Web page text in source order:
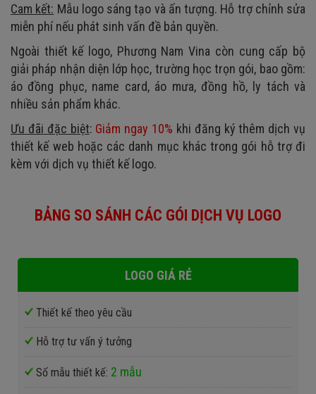
Cam kết: Mẫu logo sáng tạo và ấn tượng. Hỗ trợ chỉnh sửa
miễn phí nếu phát sinh vấn đề bản quyền.
Ngoài thiết kế logo, Phương Nam Vina còn cung cấp bộ
giải pháp nhận diện lớp học, trường học trọn gói, bao gồm:
áo đồng phục, name card, áo mưa, đồng hồ, ly tách và
nhiều sản phẩm khác.
Ưu đãi đặc biệt: Giảm ngay 10% khi đăng ký thêm dịch vụ
thiết kế web hoặc các danh mục khác trong gói hỗ trợ đi
kèm với dịch vụ thiết kế logo.
BẢNG SO SÁNH CÁC GÓI DỊCH VỤ LOGO
LOGO GIÁ RẺ
Thiết kế theo yêu cầu
Hỗ trợ tư vấn ý tưởng
Số mẫu thiết kế: 2 mẫu